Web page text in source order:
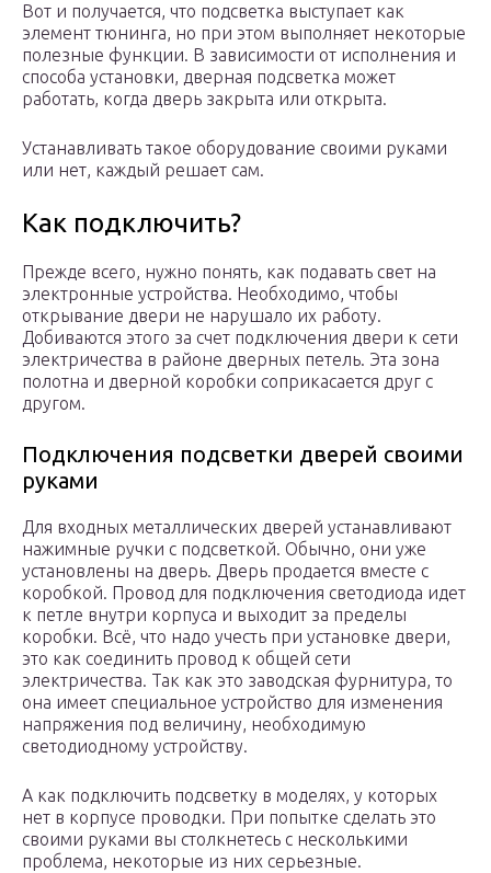
Вот и получается, что подсветка выступает как
элемент тюнинга, но при этом выполняет некоторые
полезные функции. В зависимости от исполнения и
способа установки, дверная подсветка может
работать, когда дверь закрыта или открыта.
Устанавливать такое оборудование своими руками
или нет, каждый решает сам.
Как подключить?
Прежде всего, нужно понять, как подавать свет на
электронные устройства. Необходимо, чтобы
открывание двери не нарушало их работу.
Добиваются этого за счет подключения двери к сети
электричества в районе дверных петель. Эта зона
полотна и дверной коробки соприкасается друг с
другом.
Подключения подсветки дверей своими
руками
Для входных металлических дверей устанавливают
нажимные ручки с подсветкой. Обычно, они уже
установлены на дверь. Дверь продается вместе с
коробкой. Провод для подключения светодиода идет
к петле внутри корпуса и выходит за пределы
коробки. Всё, что надо учесть при установке двери,
это как соединить провод к общей сети
электричества. Так как это заводская фурнитура, то
она имеет специальное устройство для изменения
напряжения под величину, необходимую
светодиодному устройству.
А как подключить подсветку в моделях, у которых
нет в корпусе проводки. При попытке сделать это
своими руками вы столкнетесь с несколькими
проблема, некоторые из них серьезные.